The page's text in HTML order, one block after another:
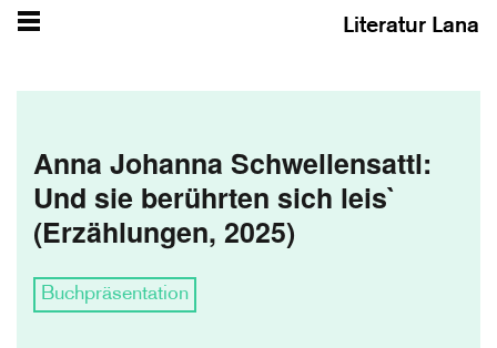
Anna Johanna Schwellensattl:
Und sie berührten sich leis`
(Erzählungen, 2025)
Buchpräsentation
Literatur Lana